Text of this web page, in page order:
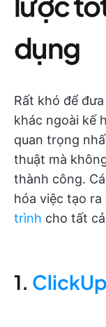
dụng
Rất khó để
khác ngoài kế
quan trọng
thuật mà
thành công.
hóa việc tạo ra
trình cho tất
1. ClickUp